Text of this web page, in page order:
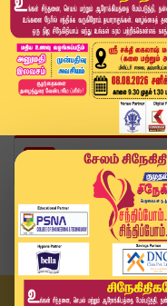
Home
வீடியோ ஸ்டோரி
அண்ணாமலை